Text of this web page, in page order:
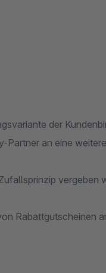
der
Partner an eine
vergeben
Rabattgutscheinen